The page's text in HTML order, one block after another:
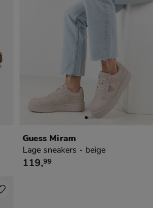
Guess Miram
Lage sneakers - beige
€ 119,99
119,99